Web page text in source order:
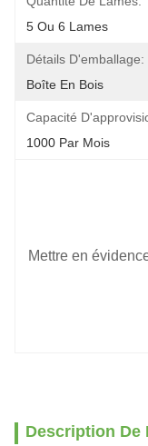
5 Ou 6 Lames
Détails D'emballage:
Boîte En Bois
Capacité
1000 Par Mois
Mettre en
Description De